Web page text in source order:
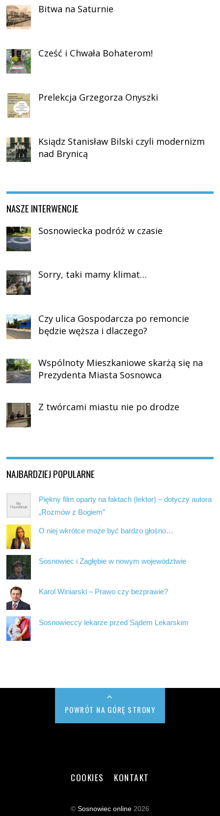
Bitwa na Saturnie
Cześć i Chwała Bohaterom!
Prelekcja Grzegorza Onyszki
Ksiądz Stanisław Bilski czyli modernizm
nad Brynicą
NASZE INTERWENCJE
Sosnowiecka podróż w czasie
Sorry, taki mamy klimat…
Czy ulica Gospodarcza po remoncie
będzie węższa i dlaczego?
Wspólnoty Mieszkaniowe skarżą się na
Prezydenta Miasta Sosnowca
Z twórcami miastu nie po drodze
NAJBARDZIEJ POPULARNE
Piękny film oparty na faktach (lektor) – dotyczy autora
„Rozmów z Bogiem”
O niej wkrótce może być bardzo głośno…
Sosnowiec i Zagłębie w nowym województwie
Karol Winiarski – Prawo czy bezprawie?
Sosnowieccy lekarze przed Sądem Lekarskim
POWRÓT NA GÓRĘ STRONY
COOKIES KONTAKT
© Sosnowiec online2026